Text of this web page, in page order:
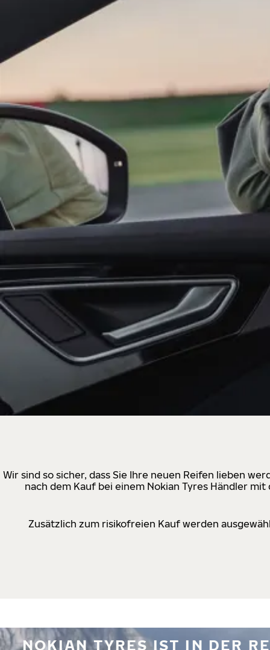
Wir sind so sicher, dass Sie Ihre neuen Reifen lieben
nach dem Kauf bei einem Nokian Tyres Händler
Zusätzlich zum risikofreien Kauf werden
NOKIAN TYRES IST IN DER